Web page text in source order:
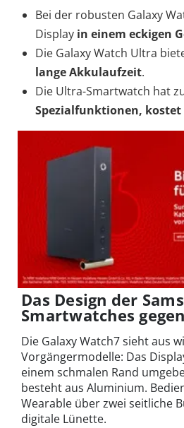
Bei der robusten Galaxy
Display in einem eckigen
Die Galaxy Watch Ultra
lange Akkulaufzeit.
Die Ultra-Smartwatch hat
Spezialfunktionen, kostet
Das Design der
Smartwatches
Die Galaxy Watch7 sieht aus
Vorgängermodelle: Das
einem schmalen Rand
besteht aus Aluminium.
Wearable über zwei seitliche
digitale Lünette.